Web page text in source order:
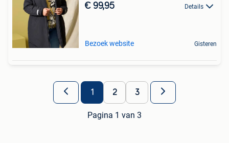
€ 99,95 Details
Bezoek website Gisteren
1 2 3
Pagina 1 van 3